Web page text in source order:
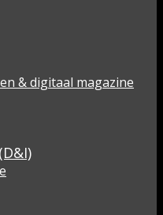
& digitaal magazine